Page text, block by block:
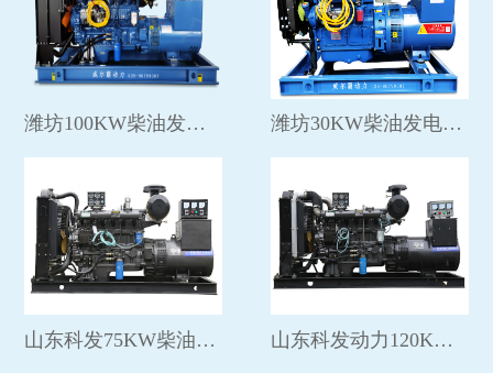
潍坊100KW柴油发电机组 潍坊30KW柴油发电机组
山东科发75KW柴油发电机组 山东科发动力120KW柴油发电组